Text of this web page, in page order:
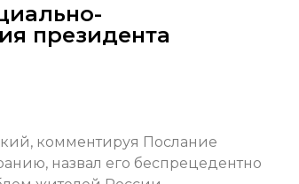
президента
комментируя Послание
назвал его беспрецедентно